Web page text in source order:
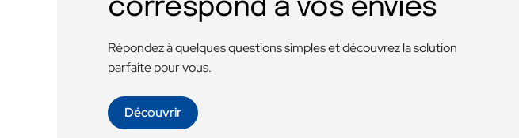
correspond à vos envies
Répondez à quelques questions simples et découvrez la solution
parfaite pour vous.
Découvrir